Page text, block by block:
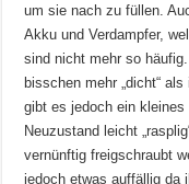
um sie nach zu füllen.
Akku und Verdampfer,
sind nicht mehr so
bisschen mehr „dicht“
gibt es jedoch ein
Neuzustand leicht
vernünftig freigschraubt
jedoch etwas auffällig da